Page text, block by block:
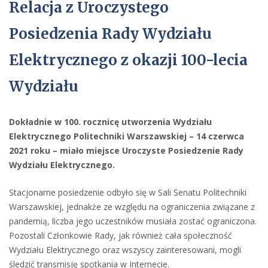
Relacja z Uroczystego
Posiedzenia Rady Wydziału
Elektrycznego z okazji 100-lecia
Wydziału
Dokładnie w 100. rocznicę utworzenia Wydziału
Elektrycznego Politechniki Warszawskiej – 14 czerwca
2021 roku – miało miejsce Uroczyste Posiedzenie Rady
Wydziału Elektrycznego.
Stacjonarne posiedzenie odbyło się w Sali Senatu Politechniki
Warszawskiej, jednakże ze względu na ograniczenia związane z
pandemią, liczba jego uczestników musiała zostać ograniczona.
Pozostali Członkowie Rady, jak również cała społeczność
Wydziału Elektrycznego oraz wszyscy zainteresowani, mogli
śledzić transmisję spotkania w Internecie.